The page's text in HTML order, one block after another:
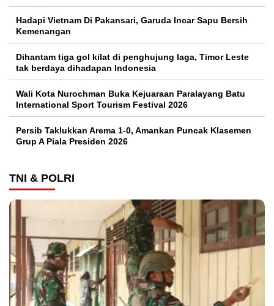
Hadapi Vietnam Di Pakansari, Garuda Incar Sapu Bersih
Kemenangan
Dihantam tiga gol kilat di penghujung laga, Timor Leste
tak berdaya dihadapan Indonesia
Wali Kota Nurochman Buka Kejuaraan Paralayang Batu
International Sport Tourism Festival 2026
Persib Taklukkan Arema 1-0, Amankan Puncak Klasemen
Grup A Piala Presiden 2026
TNI & POLRI